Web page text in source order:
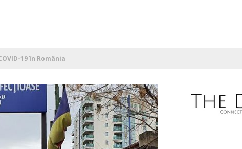
19 în România